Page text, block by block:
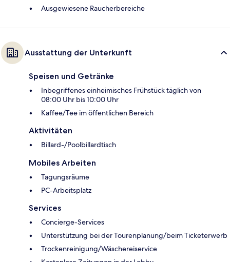
Ausgewiesene Raucherbereiche
Ausstattung der Unterkunft
Speisen und Getränke
Inbegriffenes einheimisches Frühstück täglich von
08:00 Uhr bis 10:00 Uhr
Kaffee/Tee im öffentlichen Bereich
Aktivitäten
Billard-/Poolbillardtisch
Mobiles Arbeiten
Tagungsräume
PC-Arbeitsplatz
Services
Concierge-Services
Unterstützung bei der Tourenplanung/beim Ticketerwerb
Trockenreinigung/Wäschereiservice